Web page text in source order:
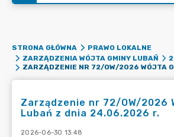
STRONA GŁÓWNA
PRAWO LOKALNE
ZARZĄDZENIA WÓJTA GMINY LUBAŃ
Zarządzenie nr 72/OW/2026
Lubań z dnia 24.06.2026 r.
2026-06-30 13:48